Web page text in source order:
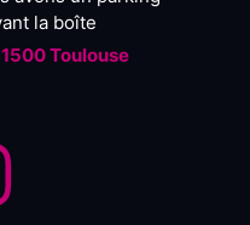
la boîte
Toulouse